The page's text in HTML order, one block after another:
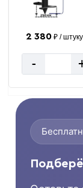
2 380 ₽ / штуку
-